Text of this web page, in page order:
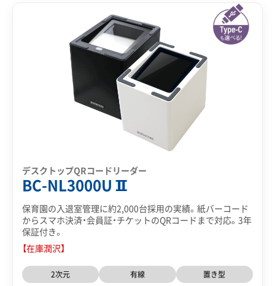
BC-NL3000UⅡ
デスクトップQRコードリーダー
保育園の入退室管理に約2,000台採用の実績。紙バーコード
からスマホ決済・会員証・チケットのQRコードまで対応。3年
保証付き。
【在庫潤沢】
2次元 有線 置き型